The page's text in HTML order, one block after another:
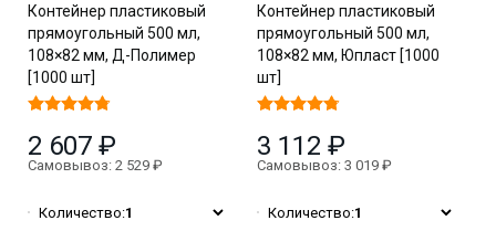
Контейнер пластиковый
прямоугольный 500 мл,
108×82 мм, Д-Полимер
[1000 шт]
2 607 ₽
Самовывоз: 2 529 ₽
Количество:1
Контейнер пластиковый
прямоугольный 500 мл,
108×82 мм, Юпласт [1000
шт]
3 112 ₽
Самовывоз: 3 019 ₽
Количество:1